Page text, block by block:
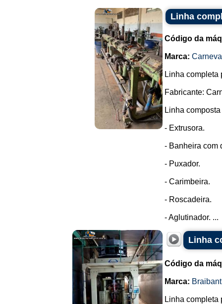
Linha
Código da
Marca:
Linha completa
Fabricante:
Linha
- Extrusora.
- Banheira com
- Puxador.
- Carimbeira.
- Roscadeira.
- Aglutinador. ...
Linha
Código da
Marca:
Linha completa